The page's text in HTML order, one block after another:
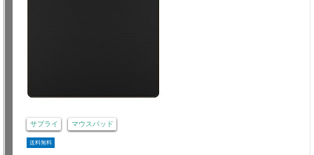
サプライ マウスパッド
送料無料